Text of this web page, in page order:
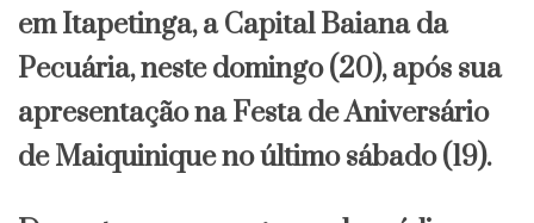
em Itapetinga, a Capital Baiana da
Pecuária, neste domingo (20), após sua
apresentação na Festa de Aniversário
de Maiquinique no último sábado (19).